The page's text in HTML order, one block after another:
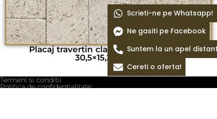
Placaj travertin classic antichizat BCE
30,5×15,25×3 cm
Termeni si conditii
Politica de confidentialitate
Scrieti-ne pe Whatsapp!
Ne gasiti pe Facebook
Suntem la un apel
Cereti o oferta!